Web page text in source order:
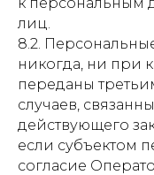
лиц.
8.2.
никогда, ни при
переданы
случаев,
действующего
если субъектом
согласие